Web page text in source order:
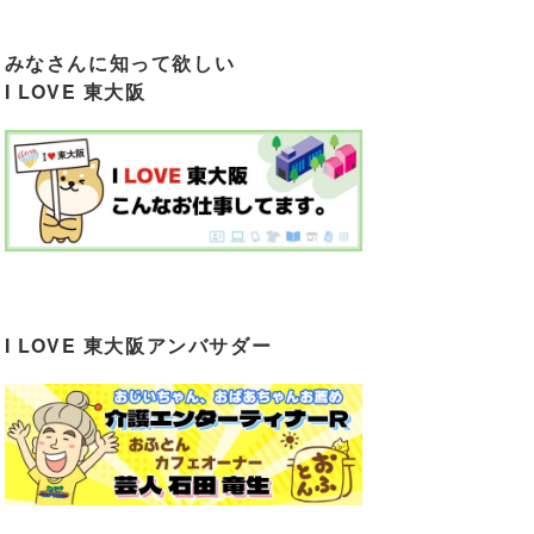
みなさんに知って欲しい
I LOVE 東大阪
I LOVE 東大阪アンバサダー